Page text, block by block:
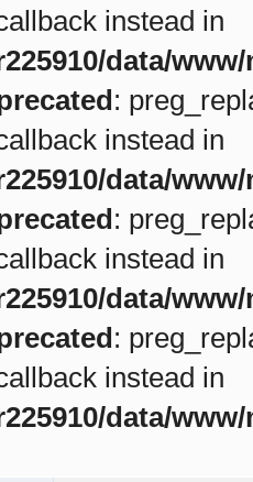
instead in
data/
:
instead in
data/
:
instead in
data/
:
instead in
data/